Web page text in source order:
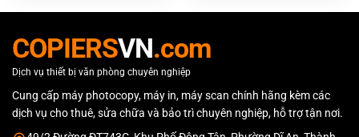
COPIERSVN.com
Dịch vụ thiết bị văn phòng chuyên nghiệp
Cung cấp máy photocopy, máy in, máy scan chính hãng kèm các
dịch vụ cho thuê, sửa chữa và bảo trì chuyên nghiệp, hỗ trợ tận nơi.